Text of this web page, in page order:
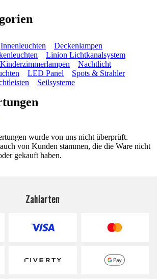
Innenleuchten
Deckenlampen
Linion Lichtkanalsystem
Kinderzimmerlampen
Nachtlicht
LED Panel
Spots & Strahler
Seilsysteme
wurde von uns nicht überprüft.
von Kunden stammen, die die Ware nicht
gekauft haben.
Zahlarten